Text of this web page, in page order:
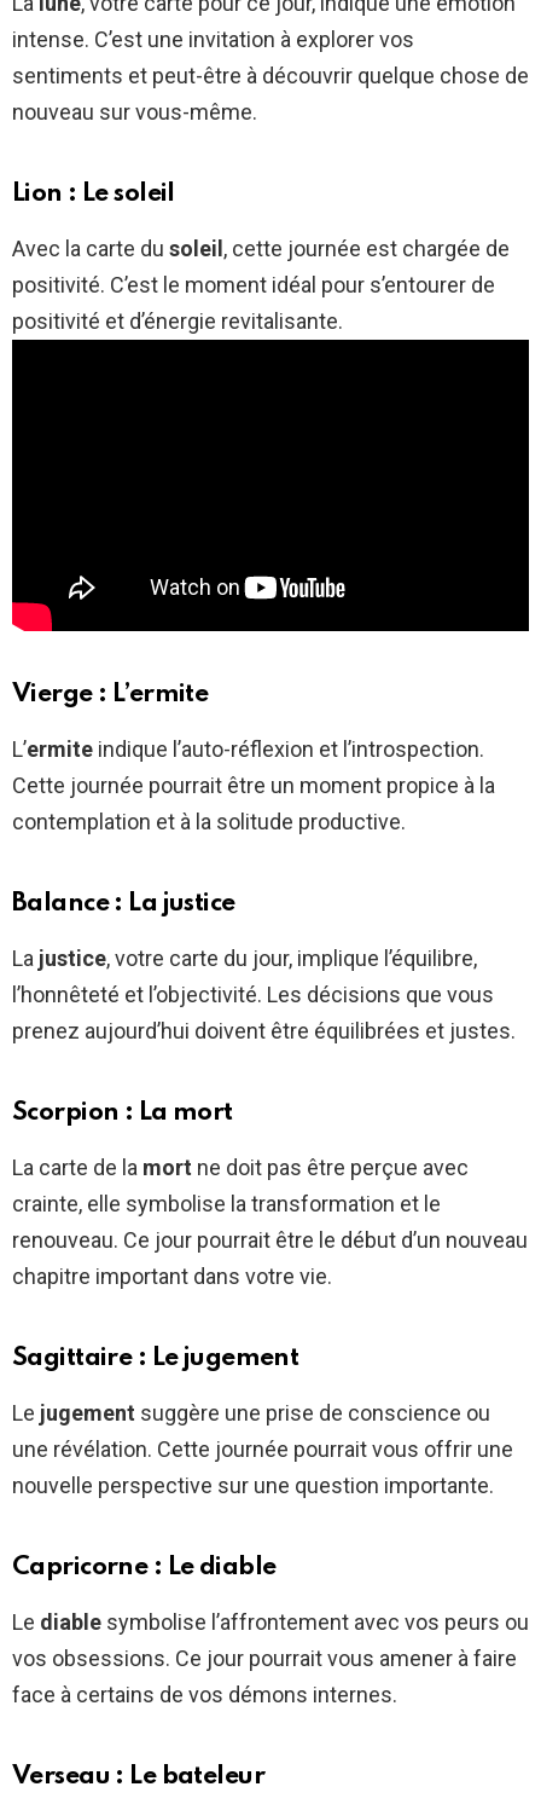
intense. C’est une invitation à explorer vos
sentiments et peut-être à découvrir quelque chose de
nouveau sur vous-même.
Lion : Le soleil
Avec la carte du soleil, cette journée est chargée de
positivité. C’est le moment idéal pour s’entourer de
positivité et d’énergie revitalisante.
Vierge : L’ermite
L’ermite indique l’auto-réflexion et l’introspection.
Cette journée pourrait être un moment propice à la
contemplation et à la solitude productive.
Balance : La justice
La justice, votre carte du jour, implique l’équilibre,
l’honnêteté et l’objectivité. Les décisions que vous
prenez aujourd’hui doivent être équilibrées et justes.
Scorpion : La mort
La carte de la mort ne doit pas être perçue avec
crainte, elle symbolise la transformation et le
renouveau. Ce jour pourrait être le début d’un nouveau
chapitre important dans votre vie.
Sagittaire : Le jugement
Le jugement suggère une prise de conscience ou
une révélation. Cette journée pourrait vous offrir une
nouvelle perspective sur une question importante.
Capricorne : Le diable
Le diable symbolise l’affrontement avec vos peurs ou
vos obsessions. Ce jour pourrait vous amener à faire
face à certains de vos démons internes.
Verseau : Le bateleur